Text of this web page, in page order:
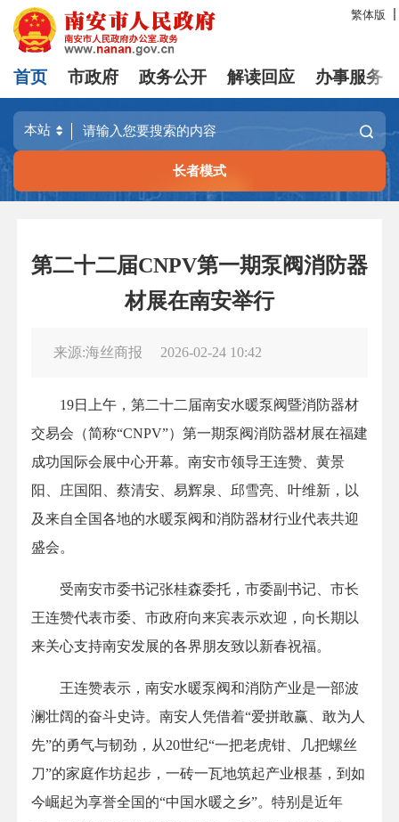
繁体版
首页 市政府 政务公开 解读回应 办事服务
长者模式
第二十二届CNPV第一期泵阀消防器
材展在南安举行
来源:海丝商报 2026-02-24 10:42
19日上午，第二十二届南安水暖泵阀暨消防器材
交易会（简称“CNPV”）第一期泵阀消防器材展在福建
成功国际会展中心开幕。南安市领导王连赞、黄景
阳、庄国阳、蔡清安、易辉泉、邱雪亮、叶维新，以
及来自全国各地的水暖泵阀和消防器材行业代表共迎
盛会。
受南安市委书记张桂森委托，市委副书记、市长
王连赞代表市委、市政府向来宾表示欢迎，向长期以
来关心支持南安发展的各界朋友致以新春祝福。
王连赞表示，南安水暖泵阀和消防产业是一部波
澜壮阔的奋斗史诗。南安人凭借着“爱拼敢赢、敢为人
先”的勇气与韧劲，从20世纪“一把老虎钳、几把螺丝
刀”的家庭作坊起步，一砖一瓦地筑起产业根基，到如
今崛起为享誉全国的“中国水暖之乡”。特别是近年